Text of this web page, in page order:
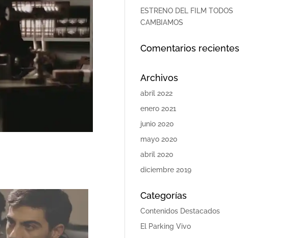
ESTRENO DEL FILM TODOS
CAMBIAMOS
Comentarios recientes
Archivos
abril 2022
enero 2021
junio 2020
mayo 2020
abril 2020
diciembre 2019
Categorías
Contenidos Destacados
El Parking Vivo